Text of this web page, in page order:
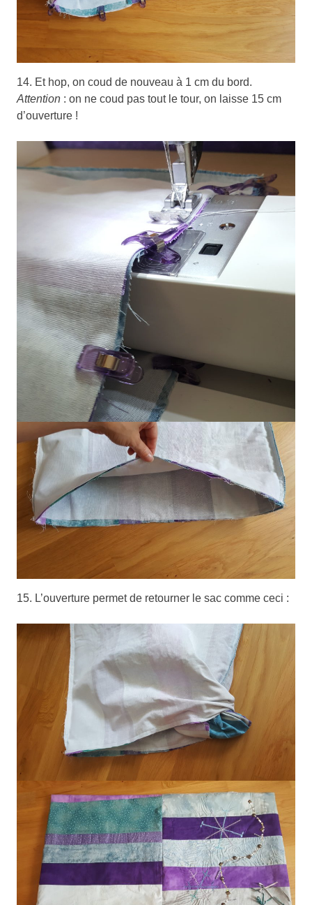
14. Et hop, on coud de nouveau à 1 cm du bord.
Attention : on ne coud pas tout le tour, on laisse 15 cm
d’ouverture !
15. L’ouverture permet de retourner le sac comme ceci :